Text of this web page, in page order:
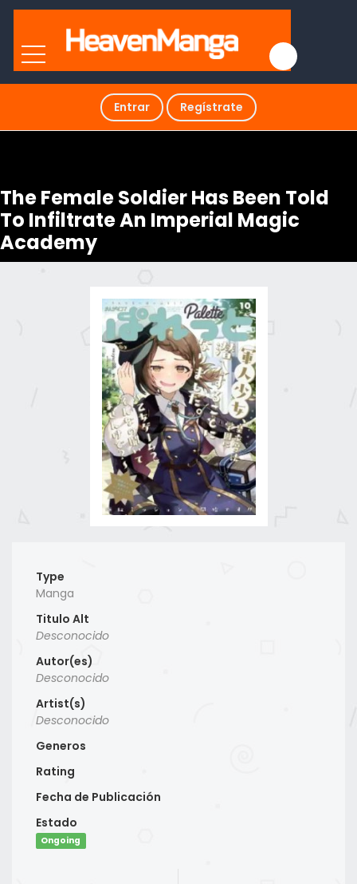
Entrar Regístrate
The Female Soldier Has Been Told
To Infiltrate An Imperial Magic
Academy
Type
Manga
Titulo Alt
Desconocido
Autor(es)
Desconocido
Artist(s)
Desconocido
Generos
Rating
Fecha de Publicación
Estado
Ongoing